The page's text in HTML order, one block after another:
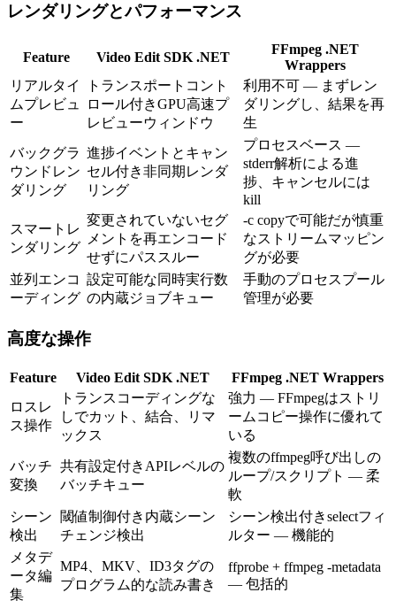
レンダリングとパフォーマンス
Feature Video Edit SDK .NET
FFmpeg .NET
Wrappers
リアルタイ
ムプレビュ
ー
トランスポートコント
ロール付きGPU高速プ
レビューウィンドウ
利用不可 — まずレン
ダリングし、結果を再
生
バックグラ
ウンドレン
ダリング
進捗イベントとキャン
セル付き非同期レンダ
リング
プロセスベース —
stderr解析による進
捗、キャンセルには
kill
スマートレ
ンダリング
変更されていないセグ
メントを再エンコード
せずにパススルー
-c copyで可能だが慎重
なストリームマッピン
グが必要
並列エンコ
ーディング
設定可能な同時実行数
の内蔵ジョブキュー
手動のプロセスプール
管理が必要
高度な操作
Feature Video Edit SDK .NET
FFmpeg .NET Wrappers
ロスレ
ス操作
トランスコーディングな
しでカット、結合、リマ
ックス
強力 — FFmpegはストリ
ームコピー操作に優れて
いる
バッチ
変換
共有設定付きAPIレベルの
バッチキュー
複数のffmpeg呼び出しの
ループ/スクリプト — 柔
軟
シーン
検出
閾値制御付き内蔵シーン
チェンジ検出
シーン検出付きselectフィ
ルター — 機能的
メタデ
ータ編
集
MP4、MKV、ID3タグの
プログラム的な読み書き
ffprobe + ffmpeg -metadata
— 包括的